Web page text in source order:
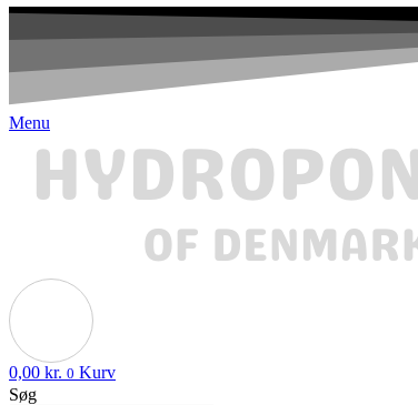
Menu
0,00 kr. 0 Kurv
Søg